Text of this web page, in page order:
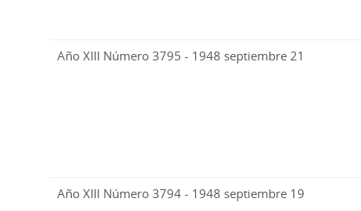
Año XIII Número 3795 - 1948 septiembre 21
Año XIII Número 3794 - 1948 septiembre 19